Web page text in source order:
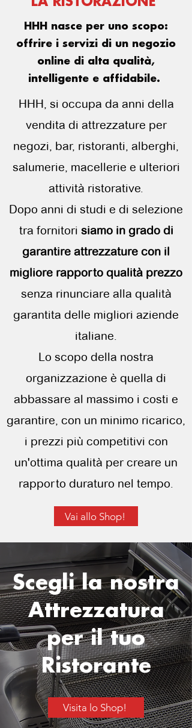
HHH nasce per uno scopo:
offrire i servizi di un negozio
online di alta qualità,
intelligente e affidabile.
HHH, si occupa da anni della
vendita di attrezzature per
negozi, bar, ristoranti, alberghi,
salumerie, macellerie e ulteriori
attività ristorative.
Dopo anni di studi e di selezione
tra fornitori siamo in grado di
garantire attrezzature con il
migliore rapporto qualità prezzo
senza rinunciare alla qualità
garantita delle migliori aziende
italiane.
Lo scopo della nostra
organizzazione è quella di
abbassare al massimo i costi e
garantire, con un minimo ricarico,
i prezzi più competitivi con
un'ottima qualità per creare un
rapporto duraturo nel tempo.
Vai allo Shop!
Scegli la nostra
Attrezzatura
per il tuo
Ristorante
Visita lo Shop!